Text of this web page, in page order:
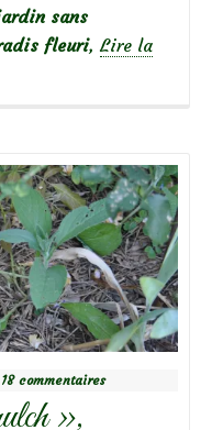
sans
fleuri, Lire la
18 commentaires
»,